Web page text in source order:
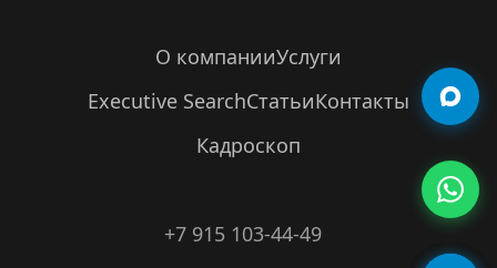
О компанииУслуги
Executive SearchСтатьиКонтакты
Кадроскоп
+7 915 103-44-49